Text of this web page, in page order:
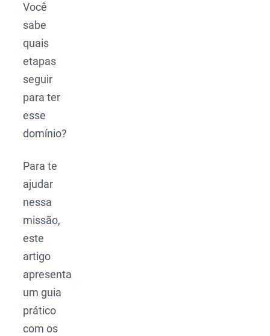
Você
sabe
quais
etapas
seguir
para ter
esse
domínio?
Para te
ajudar
nessa
missão,
este
artigo
apresenta
um guia
prático
com os